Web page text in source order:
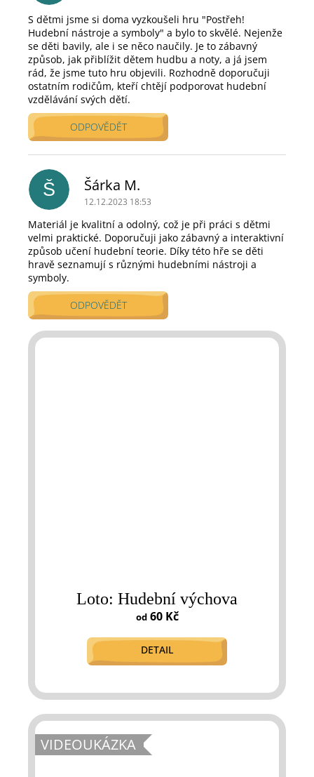
Loto: Hudební výchova
od60 Kč
DETAIL
VIDEOUKÁZKA
S dětmi jsme si doma vyzkoušeli hru "Postřeh!
Hudební nástroje a symboly" a bylo to skvělé. Nejenže
se děti bavily, ale i se něco naučily. Je to zábavný
způsob, jak přiblížit dětem hudbu a noty, a já jsem
rád, že jsme tuto hru objevili. Rozhodně doporučuji
ostatním rodičům, kteří chtějí podporovat hudební
vzdělávání svých dětí.
ODPOVĚDĚT
Š Šárka M.
12.12.2023 18:53
Materiál je kvalitní a odolný, což je při práci s dětmi
velmi praktické. Doporučuji jako zábavný a interaktivní
způsob učení hudební teorie. Díky této hře se děti
hravě seznamují s různými hudebními nástroji a
symboly.
ODPOVĚDĚT